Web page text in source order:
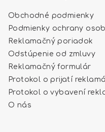
Obchodné podmienky
Podmienky ochrany
Reklamačný poriadok
Odstúpenie od zmluvy
Reklamačný formulár
Protokol o prijatí
Protokol o vybavení
O nás